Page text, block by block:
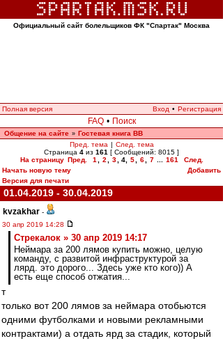
Официальный сайт болельщиков ФК "Спартак" Москва
Полная версия Вход • Регистрация
FAQ • Поиск
Общение на сайте » Гостевая книга ВВ
Пред. тема | След. тема
Страница 4 из 161 [ Сообщений: 8015 ]
На страницу Пред. 1 2 3 4, 5 6 7 161
След.
Начать новую тему
Добавить
Версия для печати
01.04.2019 - 30.04.2019
kvzakhar -
30 апр 2019 14:28
Стрекалок » 30 апр 2019 14:17
Неймара за 200 лямов купить можно, целую
команду, с развитой инфраструктурой за
лярд. это дорого... Здесь уже кто кого)) А
есть еще способ отжатия...
т
только вот 200 лямов за неймара отобьются
одними футболками и новыми рекламными
контрактами) а отдать ярд за стадик, который